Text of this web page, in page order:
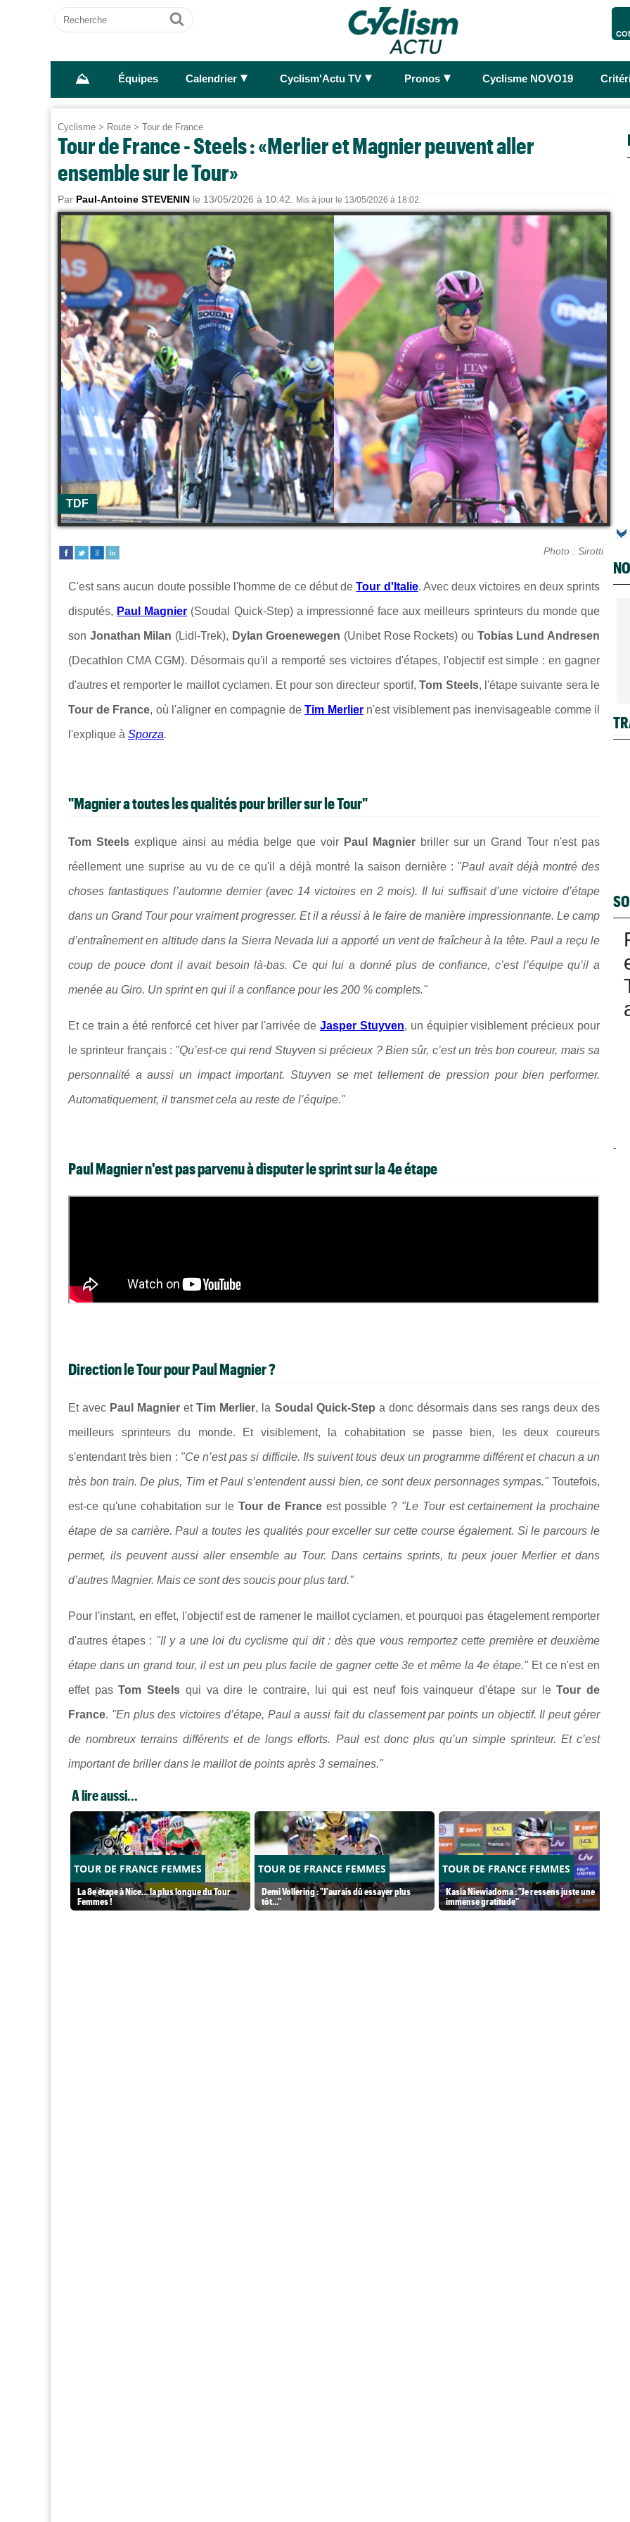
Recherche
Ok
⛰ Équipes Calendrier ► Cyclism'Actu TV ► Pronos ► Cyclisme NOVO19
Cyclisme > Route > Tour de France
Tour de France - Steels : «Merlier et Magnier peuvent aller
ensemble sur le Tour»
Par Paul-Antoine STEVENIN le 13/05/2026 à 10:42. Mis à jour le 13/05/2026 à 18:02.
TDF
Photo : Sirotti
C'est sans aucun doute possible l'homme de ce début deTour d'Italie. Avec deux victoires en deux sprints
disputés, Paul Magnier (Soudal Quick-Step) a impressionné face aux meilleurs sprinteurs du monde que
son Jonathan Milan (Lidl-Trek), Dylan Groenewegen (Unibet Rose Rockets) ou Tobias Lund Andresen
(Decathlon CMA CGM). Désormais qu'il a remporté ses victoires d'étapes, l'objectif est simple : en gagner
d'autres et remporter le maillot cyclamen. Et pour son directeur sportif,Tom Steels, l'étape suivante sera le
Tour de France, où l'aligner en compagnie deTim Merlier n'est visiblement pas inenvisageable comme il
l'explique à Sporza.
"Magnier a toutes les qualités pour briller sur le Tour"
Tom Steels explique ainsi au média belge que voir Paul Magnier briller sur un Grand Tour n'est pas
réellement une suprise au vu de ce qu'il a déjà montré la saison dernière : "Paul avait déjà montré des
choses fantastiques l’automne dernier (avec 14 victoires en 2 mois). Il lui suffisait d’une victoire d’étape
dans un Grand Tour pour vraiment progresser. Et il a réussi à le faire de manière impressionnante. Le camp
d’entraînement en altitude dans la Sierra Nevada lui a apporté un vent de fraîcheur à la tête. Paul a reçu le
coup de pouce dont il avait besoin là-bas. Ce qui lui a donné plus de confiance, c’est l’équipe qu’il a
menée au Giro. Un sprint en qui il a confiance pour les 200 % complets."
Et ce train a été renforcé cet hiver par l'arrivée deJasper Stuyven, un équipier visiblement précieux pour
le sprinteur français : "Qu’est-ce qui rend Stuyven si précieux ? Bien sûr, c’est un très bon coureur, mais sa
personnalité a aussi un impact important. Stuyven se met tellement de pression pour bien performer.
Automatiquement, il transmet cela au reste de l’équipe."
Paul Magnier n'est pas parvenu à disputer le sprint sur la 4e étape
Direction le Tour pour Paul Magnier ?
Et avec Paul MagnieretTim Merlier, la Soudal Quick-Step a donc désormais dans ses rangs deux des
meilleurs sprinteurs du monde. Et visiblement, la cohabitation se passe bien, les deux coureurs
s'entendant très bien : "Ce n’est pas si difficile. Ils suivent tous deux un programme différent et chacun a un
très bon train. De plus, Tim et Paul s’entendent aussi bien, ce sont deux personnages sympas." Toutefois,
est-ce qu'une cohabitation sur leTour de France est possible ? "Le Tour est certainement la prochaine
étape de sa carrière. Paul a toutes les qualités pour exceller sur cette course également. Si le parcours le
permet, ils peuvent aussi aller ensemble au Tour. Dans certains sprints, tu peux jouer Merlier et dans
d’autres Magnier. Mais ce sont des soucis pour plus tard."
Pour l'instant, en effet, l'objectif est de ramener le maillot cyclamen, et pourquoi pas étagelement remporter
d'autres étapes : "Il y a une loi du cyclisme qui dit : dès que vous remportez cette première et deuxième
étape dans un grand tour, il est un peu plus facile de gagner cette 3e et même la 4e étape." Et ce n'est en
effet pasTom Steels qui va dire le contraire, lui qui est neuf fois vainqueur d'étape sur leTour de
France. "En plus des victoires d’étape, Paul a aussi fait du classement par points un objectif. Il peut gérer
de nombreux terrains différents et de longs efforts. Paul est donc plus qu’un simple sprinteur. Et c’est
important de briller dans le maillot de points après 3 semaines."
A lire aussi...
TOUR DE FRANCE FEMMES
La 8e étape à Nice… la plus longue du Tour
Femmes !
TOUR DE FRANCE FEMMES
Demi Vollering : "J'aurais dû essayer plus
tôt..."
TOUR DE FRANCE FEMMES
Kasia Niewiadoma : "Je ressens juste une
immense gratitude"
-